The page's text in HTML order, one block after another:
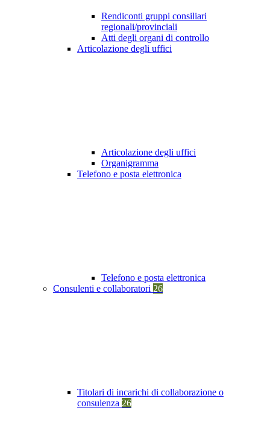
Rendiconti gruppi consiliari
regionali/provinciali
Atti degli organi di controllo
Articolazione degli uffici
Articolazione degli uffici
Organigramma
Telefono e posta elettronica
Telefono e posta elettronica
Consulenti e collaboratori 26
Titolari di incarichi di collaborazione o
consulenza 26